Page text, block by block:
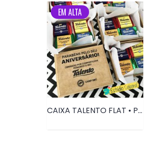
EM ALTA
CAIXA TALENTO FLAT • PRD004